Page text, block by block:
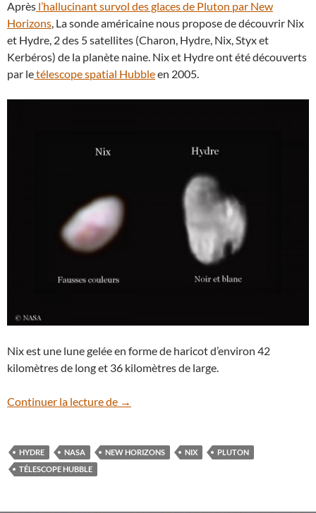
Après l’hallucinant survol des glaces de Pluton par New
Horizons, La sonde américaine nous propose de découvrir Nix
et Hydre, 2 des 5 satellites (Charon, Hydre, Nix, Styx et
Kerbéros) de la planète naine. Nix et Hydre ont été découverts
par letélescope spatial Hubbleen 2005.
Nix est une lune gelée en forme de haricot d’environ 42
kilomètres de long et 36 kilomètres de large.
Continuer la lecture de Après Pluton, New Horizons dévoile
→
HYDRE NASA NEW HORIZONS NIX
PLUTON
TÉLESCOPE HUBBLE